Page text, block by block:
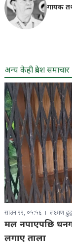
गायक
अन्य केही प्रदेश समाचार
साउन २२, ०५:५६ लक्ष्मण
मल नपाएपछि
लगाए ताला